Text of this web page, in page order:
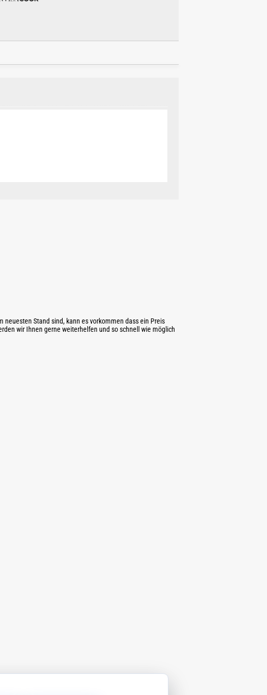
Stand sind, kann es vorkommen dass ein Preis
wir Ihnen gerne weiterhelfen und so schnell wie möglich